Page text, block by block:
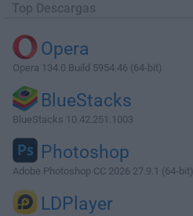
Top Descargas
Opera
Opera 134.0 Build 5954.46 (64-bit)
BlueStacks
BlueStacks 10.42.251.1003
Photoshop
Adobe Photoshop CC 2026 27.9.1 (64-bit)
LDPlayer